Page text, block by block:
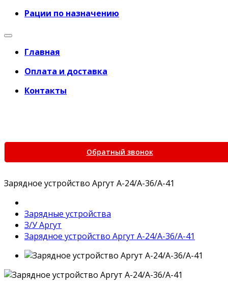
Рации по назначению
Главная
Оплата и доставка
Контакты
Обратный звонок
Зарядное устройство Аргут А-24/А-36/А-41
Зарядные устройства
З/У Аргут
Зарядное устройство Аргут А-24/А-36/А-41